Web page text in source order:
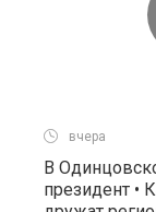
вчера
В
президент •